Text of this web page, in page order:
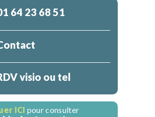
64 23 68 51
visio ou tel
ICI pour consulter